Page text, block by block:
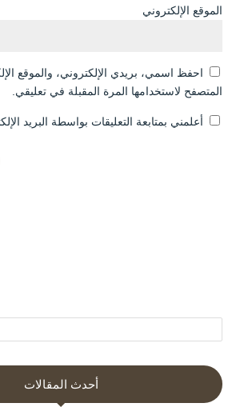
الموقع الإلكتروني
احفظ اسمي، بريدي الإلكتروني، والموقع
المتصفح لاستخدامها المرة المقبلة في تعليقي.
أعلمني بمتابعة التعليقات بواسطة البريد
أحدث المقالات